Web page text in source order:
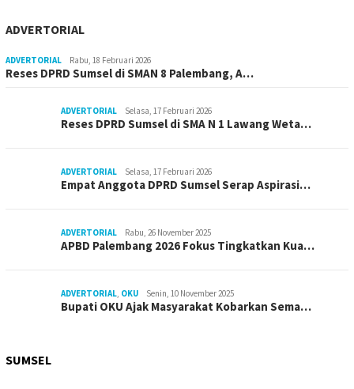
ADVERTORIAL
ADVERTORIAL Rabu, 18 Februari 2026
Reses DPRD Sumsel di SMAN 8 Palembang, A…
ADVERTORIAL Selasa, 17 Februari 2026
Reses DPRD Sumsel di SMA N 1 Lawang Weta…
ADVERTORIAL Selasa, 17 Februari 2026
Empat Anggota DPRD Sumsel Serap Aspirasi…
ADVERTORIAL Rabu, 26 November 2025
APBD Palembang 2026 Fokus Tingkatkan Kua…
ADVERTORIAL, OKU Senin, 10 November 2025
Bupati OKU Ajak Masyarakat Kobarkan Sema…
SUMSEL